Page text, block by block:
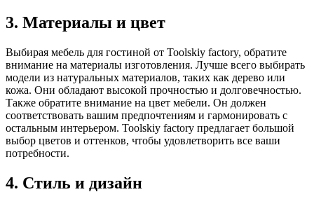
3. Материалы и цвет
Выбирая мебель для гостиной от Toolskiy factory, обратите
внимание на материалы изготовления. Лучше всего выбирать
модели из натуральных материалов, таких как дерево или
кожа. Они обладают высокой прочностью и долговечностью.
Также обратите внимание на цвет мебели. Он должен
соответствовать вашим предпочтениям и гармонировать с
остальным интерьером. Toolskiy factory предлагает большой
выбор цветов и оттенков, чтобы удовлетворить все ваши
потребности.
4. Стиль и дизайн